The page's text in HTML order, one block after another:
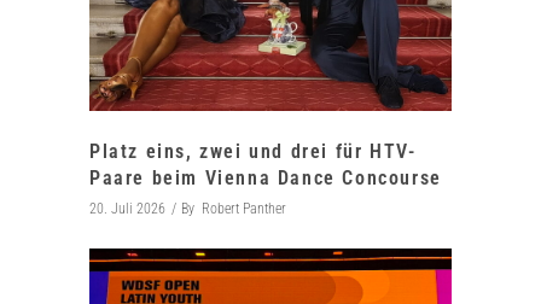
Platz eins, zwei und drei für HTV-
Paare beim Vienna Dance Concourse
20. Juli 2026 By Robert Panther